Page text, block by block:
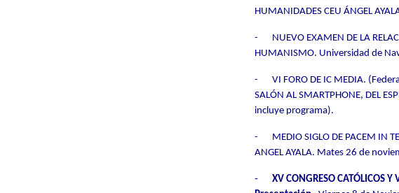
HUMANIDADES CEU ÁNGEL
- NUEVO EXAMEN DE LA
HUMANISMO. Universidad de
- VI FORO DE IC MEDIA.
SALÓN AL SMARTPHONE, DEL
incluye programa).
- MEDIO SIGLO DE PACEM IN
ANGEL AYALA. Mates 26 de
- XV CONGRESO CATÓLICOS Y